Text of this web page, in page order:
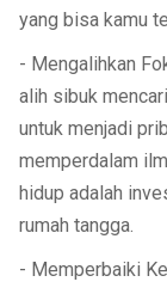
yang bisa kamu
- Mengalihkan
alih sibuk
untuk menjadi
memperdalam
hidup adalah
rumah tangga.
- Memperbaiki